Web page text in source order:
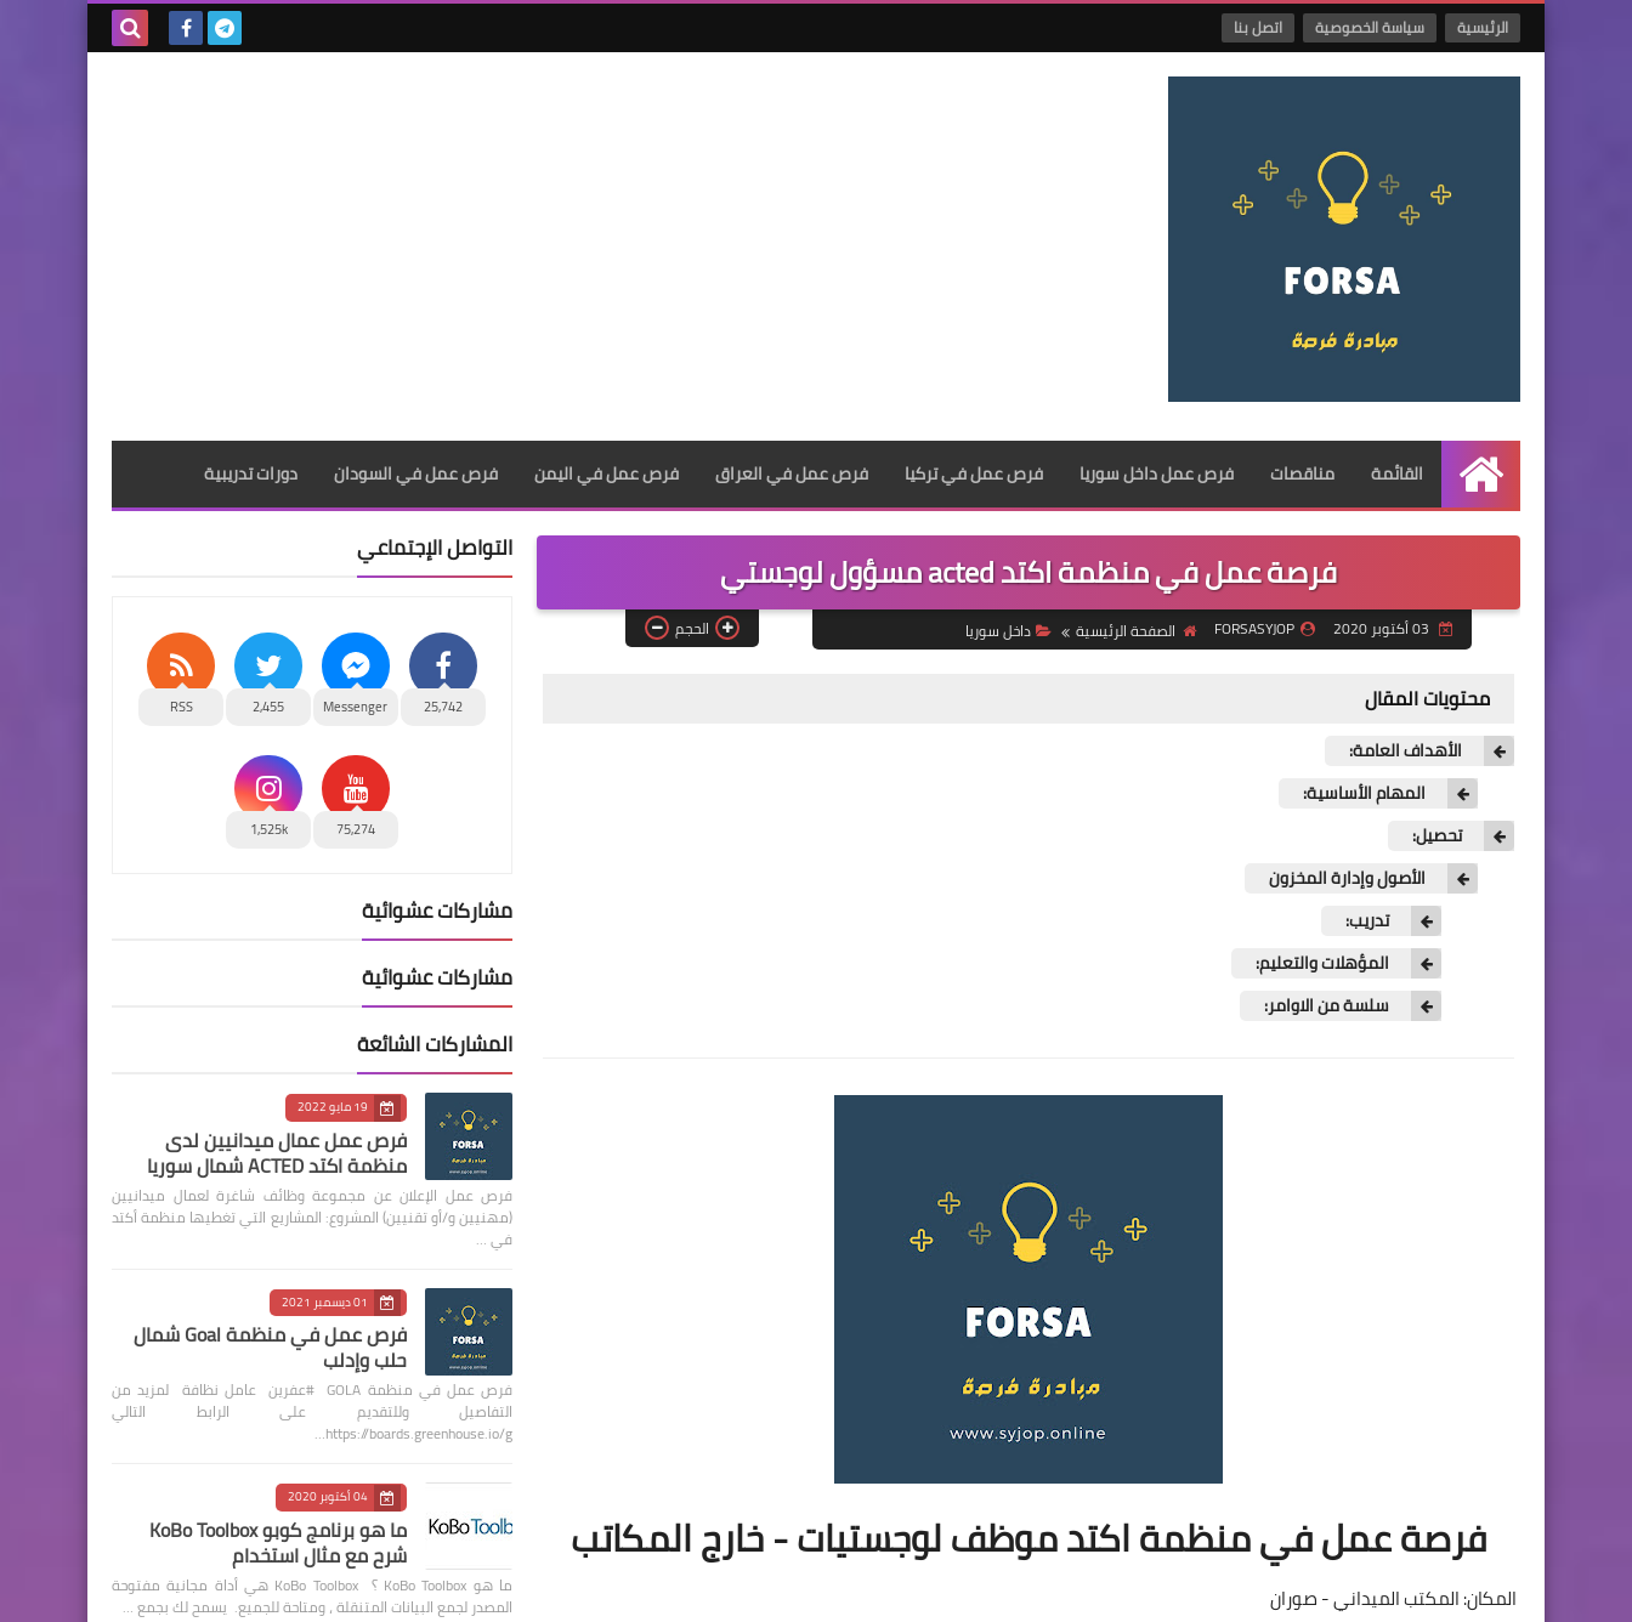
الرئيسية سياسة الخصوصية اتصل بنا
الرئيسية
القائمة مناقصات فرص عمل داخل سوريا فرص عمل في تركيا فرص عمل في العراق فرص عمل في اليمن فرص عمل في السودان دورات تدريبية
فرصة عمل في منظمة اكتد acted مسؤول لوجستي
FORSASYJOP الصفحة الرئيسية داخل سوريا الحجم
محتويات المقال
الأهداف العامة:
المهام الأساسية:
تحصيل:
الأصول وإدارة المخزون
تدريب:
المؤهلات والتعليم:
سلسة من الاوامر:
فرصة عمل في منظمة اكتد موظف لوجستيات - خارج المكاتب
المكان: المكتب الميداني - صوران
التواصل الإجتماعي
25,742
Messenger
2,455
RSS
75,274
1,525k
مشاركات عشوائية
مشاركات عشوائية
المشاركات الشائعة
19 مايو 2022
فرص عمل عمال ميدانيين لدى
منظمة اكتد ACTED شمال سوريا
فرص عمل الإعلان عن مجموعة وظائف شاغرة لعمال ميدانيين
(مهنيين و/أو تقنيين) المشروع: المشاريع التي تغطيها منظمة أكتد
في …
01 ديسمبر 2021
فرص عمل في منظمة Goal شمال
حلب وإدلب
فرص عمل في منظمة GOLA #عفرين عامل نظافة لمزيد من
التفاصيل وللتقديم على الرابط التالي
https://boards.greenhouse.io/g…
04 أكتوبر 2020
ما هو برنامج كوبو KoBo Toolbox
شرح مع مثال استخدام
ما هو KoBo Toolbox ؟ KoBo Toolbox هي أداة مجانية مفتوحة
المصدر لجمع البيانات المتنقلة ، ومتاحة للجميع. يسمح لك بجمع …